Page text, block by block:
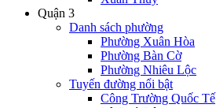
Quận 3
Danh sách phường
Phường Xuân Hòa
Phường Bàn Cờ
Phường Nhiêu Lộc
Tuyến đường nổi bật
Công Trường Quốc Tế